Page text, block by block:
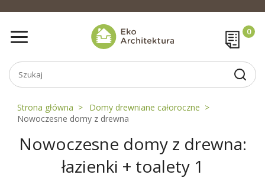
Strona główna
Domy drewniane całoroczne
Nowoczesne domy z drewna
Nowoczesne domy z drewna:
łazienki + toalety 1